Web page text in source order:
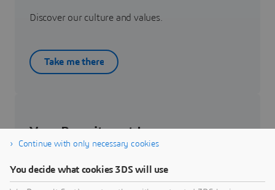
Discover our culture and values.
Take me there
Your Recruitment Journey
Continue with only necessary cookies
You decide what cookies 3DS will use